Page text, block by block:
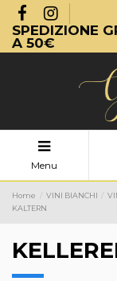
SPEDIZIONE
A 50€
Menu
Home VINI BIANCHI
KALTERN